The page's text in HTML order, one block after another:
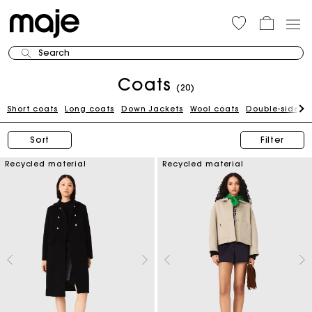
Search
Coats (20)
Short coats Long coats Down Jackets Wool coats Double-sided
Sort Filter
Recycled material Recycled material